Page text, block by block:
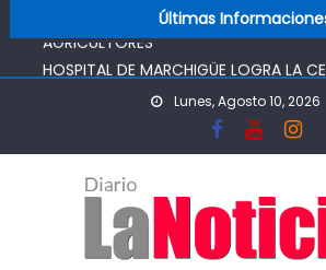
Últimas
HOSPITAL DE MARCHIGÜE LOGRA LA
EN HIGIENE Y SEGURIDAD
FOSIS DESTACA EL EMPRENDIMIENTO
ECONÓMICO Y ANUNCIA FORTALECER
HOSPITAL DE CHIMBARONGO
UNA JORNADA DE ENCUENTRO Y
“LÍDERES DE SEGURIDAD” SON
Lunes, Agosto 10, 2026